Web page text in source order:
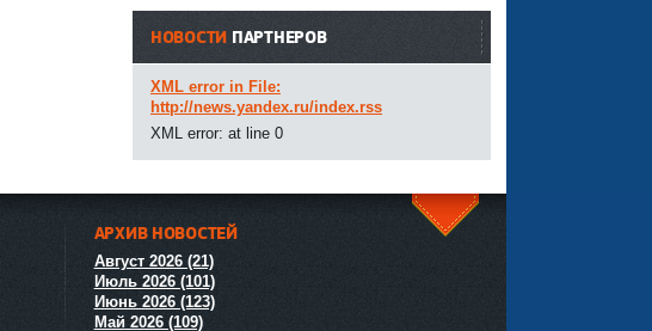
НОВОСТИ ПАРТНЕРОВ
XML error in File:
http://news.yandex.ru/index.rss
XML error: at line 0
АРХИВ НОВОСТЕЙ
Август 2026 (21)
Июль 2026 (101)
Июнь 2026 (123)
Май 2026 (109)